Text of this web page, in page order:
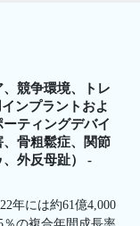
競争環境、トレ
ンプラントおよ
ティングデバイ
骨粗鬆症、関節
、外反母趾） -
年には約61億4,000